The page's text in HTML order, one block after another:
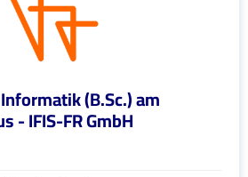
(B.Sc.) am
- IFIS-FR GmbH